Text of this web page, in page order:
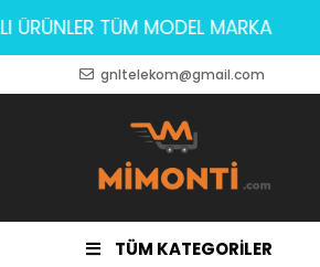
ÜRÜNLER TÜM MODEL MARKA
gnltelekom@gmail.com
TÜM KATEGORİLER